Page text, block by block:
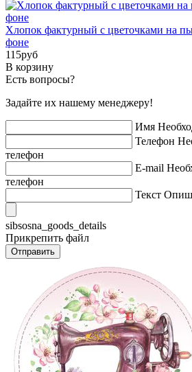
Хлопок фактурный с цветочками на
фоне
115pуб
В корзину
Есть вопросы?
Задайте их нашему менеджеру!
Имя
Телефон
телефон
E-mail
телефон
Текст
sibsosna_goods_details
Прикрепить файл
Отправить